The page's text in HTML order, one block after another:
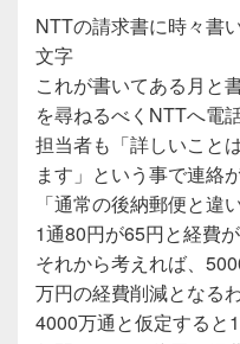
NTTの請求書に時々書
文字
これが書いてある月と
を尋ねるべくNTTへ電話
担当者も「詳しいこと
ます」という事で連絡
「通常の後納郵便と違
1通80円が65円と経費
それから考えれば、
万円の経費削減となる
4000万通と仮定すると